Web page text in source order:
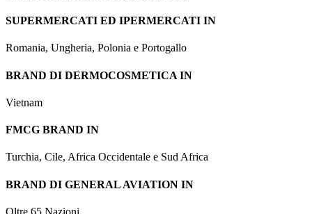
SUPERMERCATI ED IPERMERCATI IN
Romania, Ungheria, Polonia e Portogallo
BRAND DI DERMOCOSMETICA IN
Vietnam
FMCG BRAND IN
Turchia, Cile, Africa Occidentale e Sud Africa
BRAND DI GENERAL AVIATION IN
Oltre 65 Nazioni